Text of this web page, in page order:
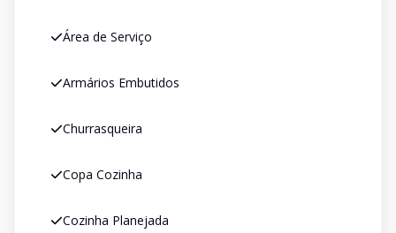
Área de Serviço
Armários Embutidos
Churrasqueira
Copa Cozinha
Cozinha Planejada